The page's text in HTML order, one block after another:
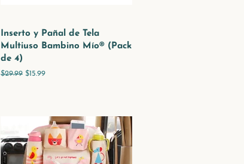
Inserto y Pañal de Tela
Multiuso Bambino Mío® (Pack
de 4)
Precio
$29.99 Precio
$15.99